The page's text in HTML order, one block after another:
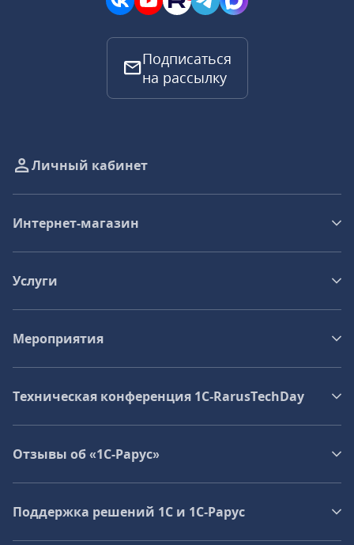
Подписаться
на рассылку
Личный кабинет
Интернет-магазин
Услуги
Мероприятия
Техническая конференция 1C‑RarusTechDay
Отзывы об «1С-Рарус»
Поддержка решений 1С и 1С‑Рарус